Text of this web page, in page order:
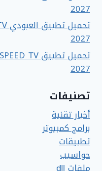
2027
2027
2027
تصنيفات
أخبار تقنية
برامج كمبيوتر
تطبيقات
حواسيب